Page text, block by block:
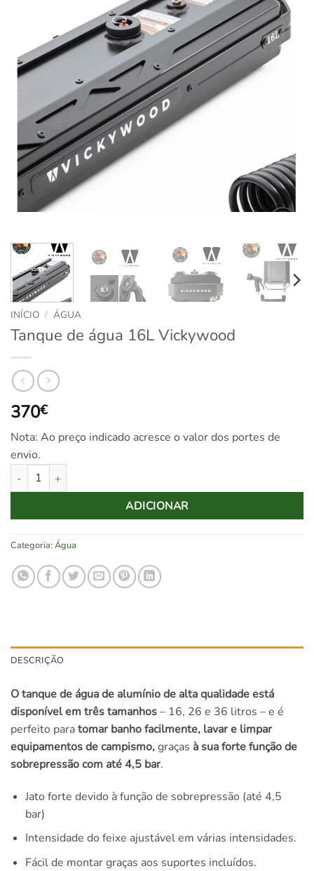
INÍCIO / ÁGUA
Tanque de água 16L Vickywood
370€
Nota: Ao preço indicado acresce o valor dos portes de
envio.
Quantidade de Tanque de água 16L Vickywood
ADICIONAR
Categoria: Água
DESCRIÇÃO
O tanque de água de alumínio de alta qualidade está
disponível em três tamanhos– 16, 26 e 36 litros – e é
perfeito paratomar banho facilmente, lavar e limpar
equipamentos de campismo,graças à sua forte função de
sobrepressão com até 4,5 bar.
Jato forte devido à função de sobrepressão (até 4,5
bar)
Intensidade do feixe ajustável em várias intensidades.
Fácil de montar graças aos suportes incluídos.